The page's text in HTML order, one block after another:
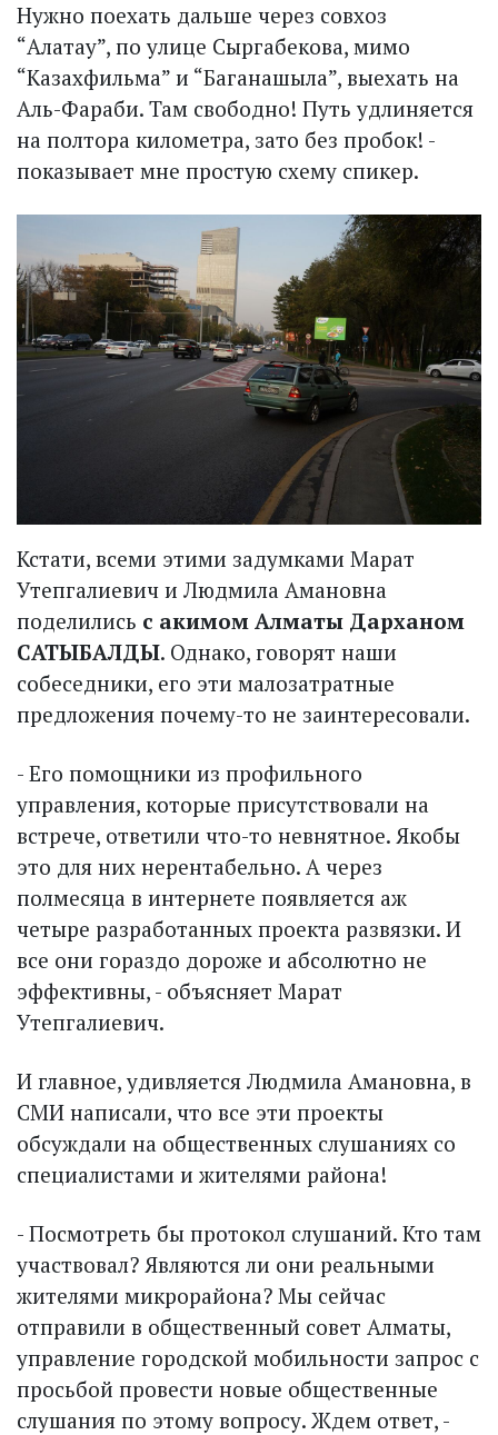
Нужно поехать дальше через совхоз
“Алатау”, по улице Сыргабекова, мимо
“Казахфильма” и “Баганашыла”, выехать на
Аль-Фараби. Там свободно! Путь удлиняется
на полтора километра, зато без пробок! -
показывает мне простую схему спикер.
Кстати, всеми этими задумками Марат
Утепгалиевич и Людмила Амановна
поделились с акимом Алматы Дарханом
САТЫБАЛДЫ. Однако, говорят наши
собеседники, его эти малозат­ратные
предложения почему-то не заинтересовали.
- Его помощники из профильного
управления, которые присутствовали на
встрече, ответили что-то невнятное. Якобы
это для них нерентабельно. А через
полмесяца в интернете появляется аж
четыре разработанных проекта развязки. И
все они гораздо дороже и абсолютно не
эффективны, - объясняет Марат
Утепгалиевич.
И главное, удивляется Людмила Амановна, в
СМИ написали, что все эти проекты
обсуждали на общественных слушаниях со
специалистами и жителями района!
- Посмотреть бы протокол слушаний. Кто там
участвовал? Являются ли они реальными
жителями микрорайона? Мы сейчас
отправили в общественный совет Алматы,
управление городской мобильности запрос с
просьбой провести новые общественные
слушания по этому вопросу. Ждем ответ, -